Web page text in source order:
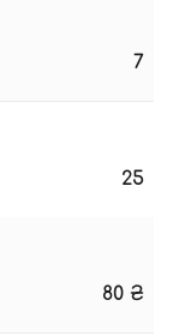
7
25
80 ₴